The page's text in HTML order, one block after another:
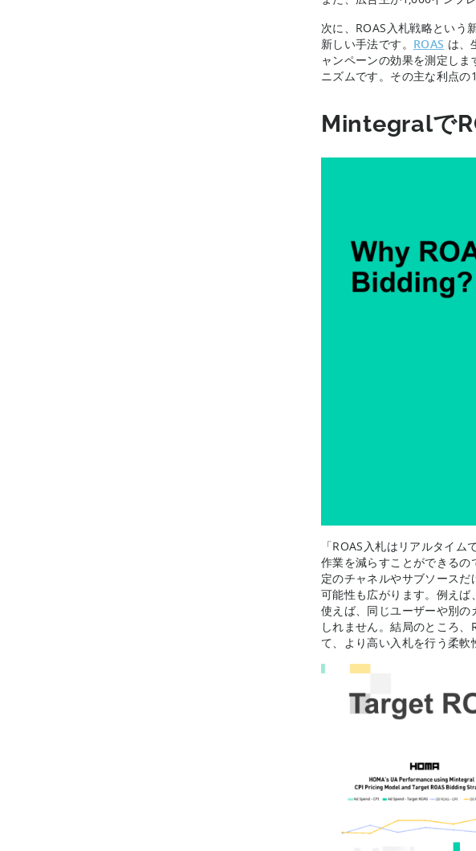
次に、ROAS入札戦略という
新しい手法です。 ROAS は、
ャンペーンの効果を測定し
ニズムです。その主な利点の
Mintegralで
「ROAS入札はリアルタイ
作業を減らすことができる
定のチャネルやサブソース
可能性も広がります。例え
使えば、同じユーザーや別
しれません。結局のところ
て、より高い入札を行う柔軟